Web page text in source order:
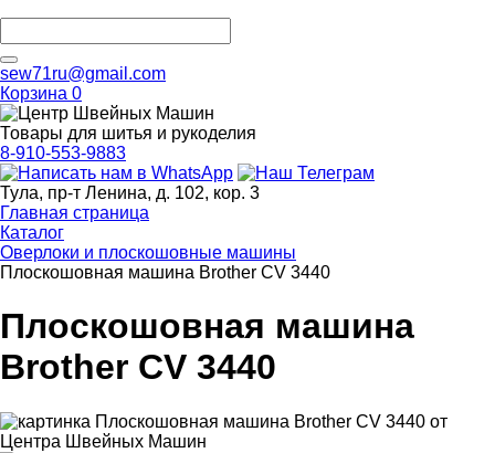
sew71ru@gmail.com
Корзина 0
Товары для шитья и рукоделия
8-910-553-9883
Тула, пр-т Ленина, д. 102, кор. 3
Главная страница
Каталог
Оверлоки и плоскошовные машины
Плоскошовная машина Brother CV 3440
Плоскошовная машина
Brother CV 3440